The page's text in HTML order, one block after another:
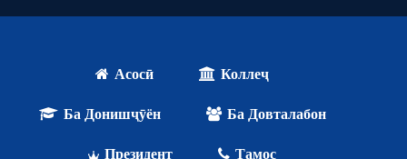
Асосӣ
Коллеҷ
Ба Донишҷӯён
Ба Довталабон
Президент
Тамос